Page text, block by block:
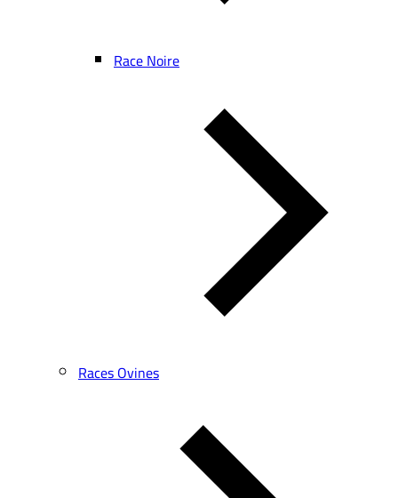
Race Noire
Races Ovines